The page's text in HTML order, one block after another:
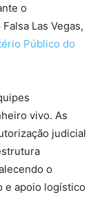
o
Las Vegas,
Público do
vivo. As
judicial
o
e apoio logístico